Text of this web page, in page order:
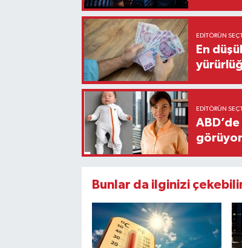
EDITÖRÜN
En
EDITÖRÜN
Bunlar da ilginizi